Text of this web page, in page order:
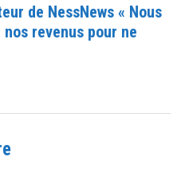
de NessNews « Nous
revenus pour ne